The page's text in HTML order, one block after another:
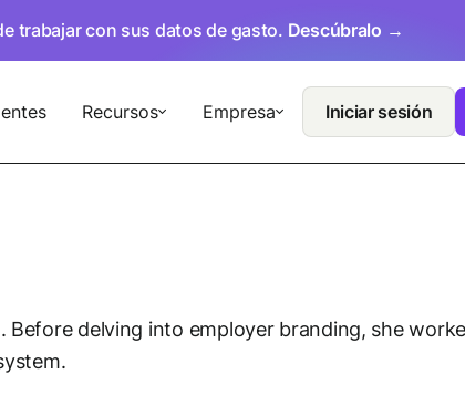
trabajar con sus datos de gasto. Descúbralo →
Recursos Empresa Iniciar sesión
Before delving into employer branding, she